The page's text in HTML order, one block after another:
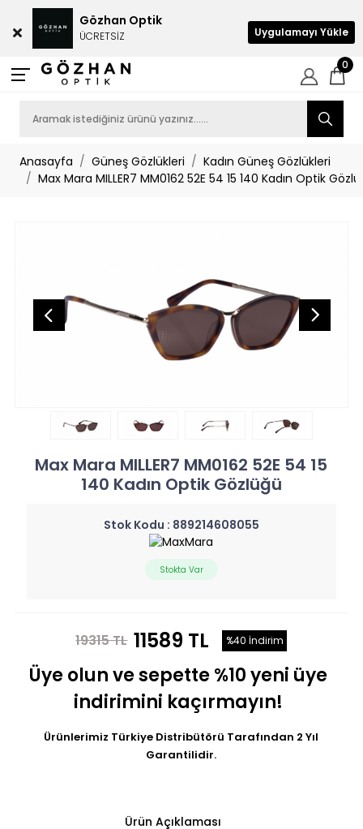
0
Anasayfa Güneş Gözlükleri
Kadın Güneş Gözlükleri
Max Mara MILLER7 MM0162 52E 54 15 140 Kadın Optik
Max Mara MILLER7 MM0162 52E 54 15
140 Kadın Optik Gözlüğü
Stok Kodu : 889214608055
Stokta Var
19315 TL 11589 TL %40 İndirim
Üye olun ve sepette %10 yeni üye
indirimini kaçırmayın!
Ürünlerimiz Türkiye Distribütörü Tarafından 2 Yıl
Garantilidir.
Ürün Açıklaması
Gözhan Optik
ÜCRETSİZ Uygulamayı Yükle